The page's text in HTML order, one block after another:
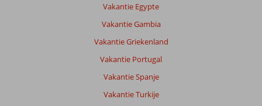
Vakantie Egypte
Vakantie Gambia
Vakantie Griekenland
Vakantie Portugal
Vakantie Spanje
Vakantie Turkije